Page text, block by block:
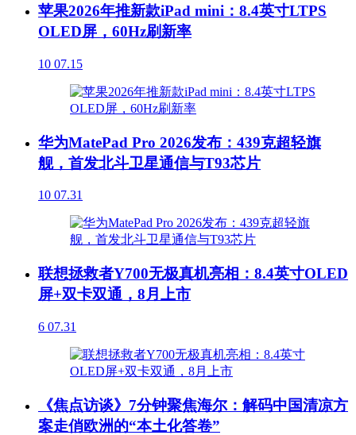
苹果2026年推新款iPad mini：8.4英寸LTPS
OLED屏，60Hz刷新率
10 07.15
华为MatePad Pro 2026发布：439克超轻旗
舰，首发北斗卫星通信与T93芯片
10 07.31
联想拯救者Y700无极真机亮相：8.4英寸OLED
屏+双卡双通，8月上市
6 07.31
《焦点访谈》7分钟聚焦海尔：解码中国清凉方
案走俏欧洲的“本土化答卷”